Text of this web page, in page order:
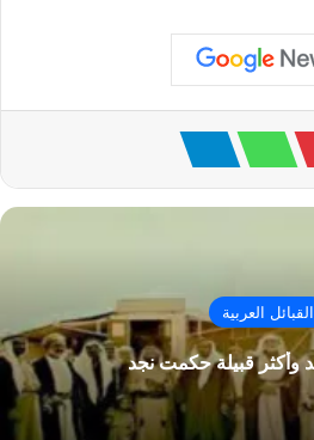
القبائل العربية
وأكثر قبيلة حكمت نجد